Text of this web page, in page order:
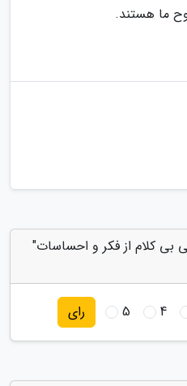
ما هستند.
بی کلام از فکر و احساسات"
4
5 رای